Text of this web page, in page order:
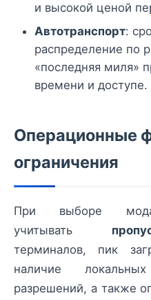
и высокой ценой
Автотранспорт:
распределение по
«последняя миля»
времени и доступе.
Операционные
ограничения
При выборе
учитывать
терминалов, пик
наличие
разрешений, а также